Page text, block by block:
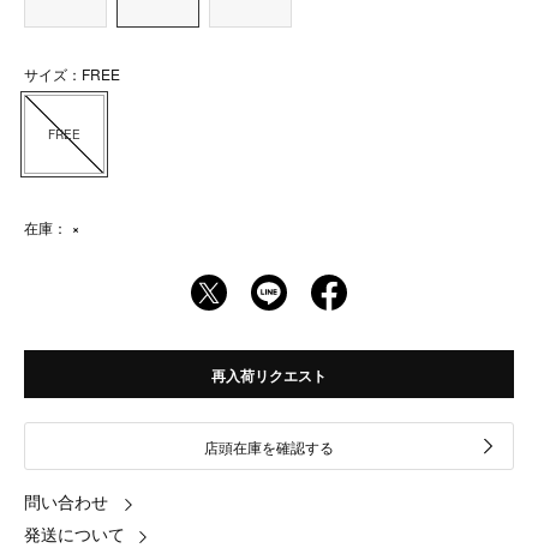
サイズ：FREE
FREE
在庫： ×
再入荷リクエスト
店頭在庫を確認する
問い合わせ
発送について